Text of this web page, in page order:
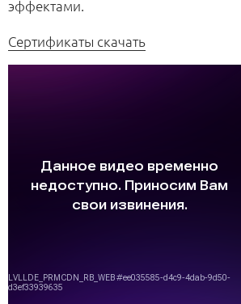
эффектами.
Сертификаты скачать